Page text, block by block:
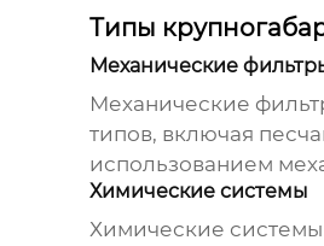
Типы
Механические
Механические
типов, включая
использованием
Химические системы
Химические